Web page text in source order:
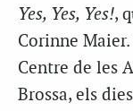
Yes, Yes, Yes!,
Corinne
Centre de les
Brossa, els